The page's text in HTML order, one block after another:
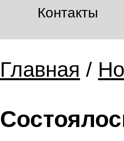
Контакты
Главная /